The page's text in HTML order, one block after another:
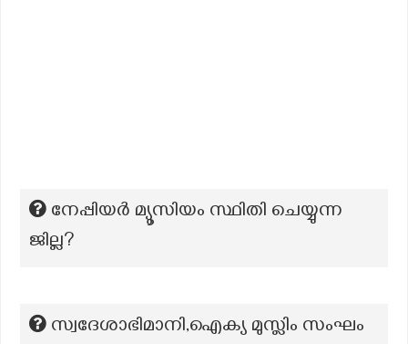
നേപ്പിയര്‍ മ്യൂസിയം സ്ഥിതി ചെയ്യുന്ന
ജില്ല?
സ്വദേശാഭിമാനി,ഐക്യ മുസ്ലിം സംഘം